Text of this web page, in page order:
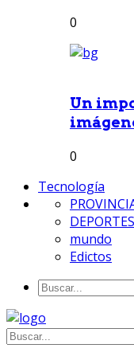
0
Un
0
Tecnología
DEPORTES
mundo
Edictos